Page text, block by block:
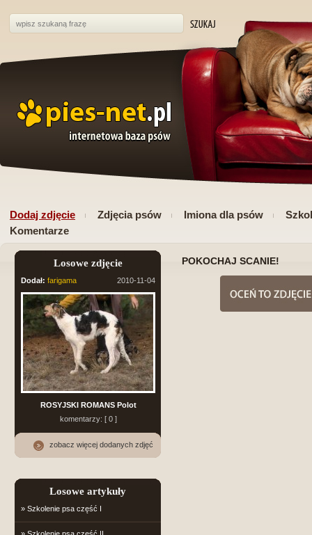
Dodaj zdjęcie Zdjęcia psów Imiona dla psów
Komentarze
POKOCHAJ SCANIE!
Losowe zdjęcie
Dodał: farigama 2010-11-04
ROSYJSKI ROMANS Polot
komentarzy: [ 0 ]
zobacz więcej dodanych zdjęć
Losowe artykuły
» Szkolenie psa część I